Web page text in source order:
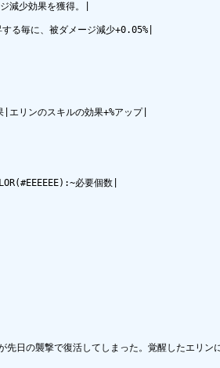
減少効果を獲得。|
る毎に、被ダメージ減少+0.05%|
リンのスキルの効果+%アップ|
必要個数|
日の襲撃で復活してしまった。覚醒したエリン